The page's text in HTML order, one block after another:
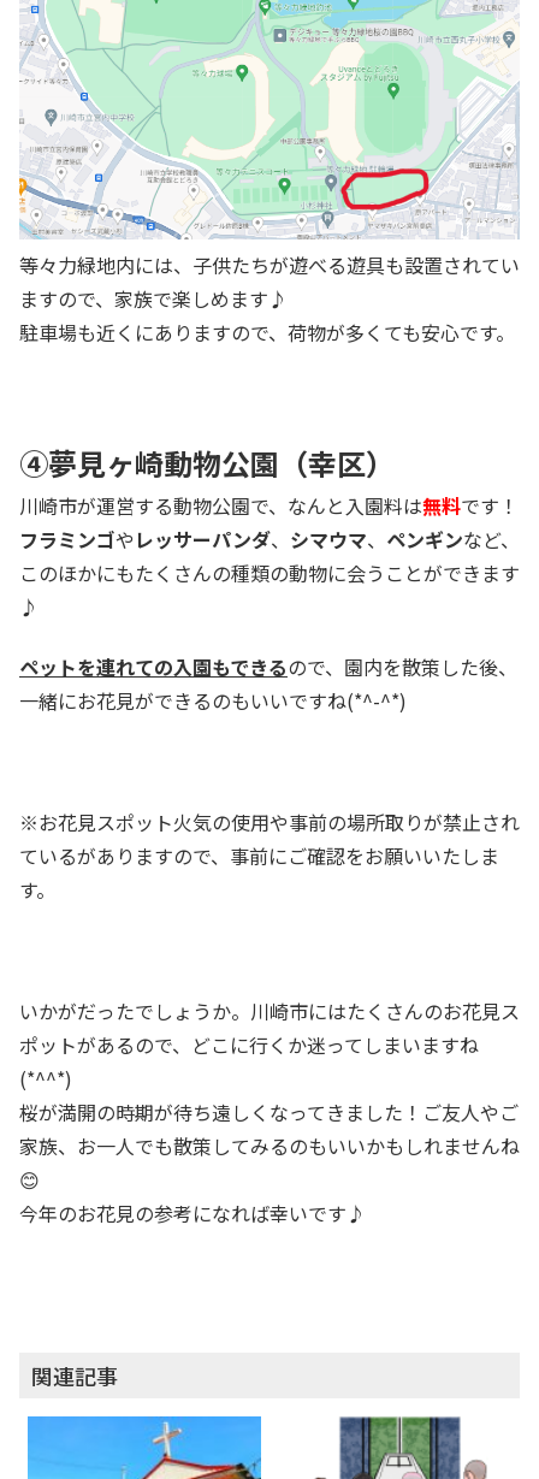
等々力緑地内には、子供たちが遊べる遊具も設置されてい
ますので、家族で楽しめます♪
駐車場も近くにありますので、荷物が多くても安心です。
④夢見ヶ崎動物公園 （幸区）
川崎市が運営する動物公園で、なんと入園料は無料です！
フラミンゴや レッサーパンダ、 シマウマ、 ペンギンなど、
このほかにもたくさんの種類の動物に会うことができます
♪
ペットを連れての入園もできるので、園内を散策した後、
一緒にお花見ができるのもいいですね(*^-^*)
※お花見スポット火気の使用や事前の場所取りが禁止され
ているがありますので、事前にご確認をお願いいたしま
す。
いかがだったでしょうか。川崎市にはたくさんのお花見ス
ポットがあるので、どこに行くか迷ってしまいますね
(*^^*)
桜が満開の時期が待ち遠しくなってきました！ご友人やご
家族、お一人でも散策してみるのもいいかもしれませんね
😊
今年のお花見の参考になれば幸いです♪
関連記事